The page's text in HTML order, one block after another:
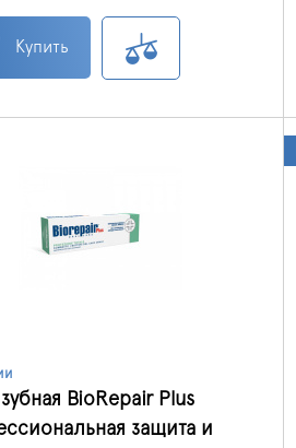
Купить
BioRepair Plus
защита и